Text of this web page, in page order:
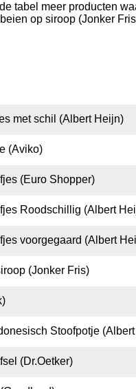
tabel meer producten
op siroop (Jonker
met schil (Albert Heijn)
(Aviko)
(Euro Shopper)
Roodschillig (Albert
voorgegaard (Albert
(Jonker Fris)
Stoofpotje
(Dr.Oetker)